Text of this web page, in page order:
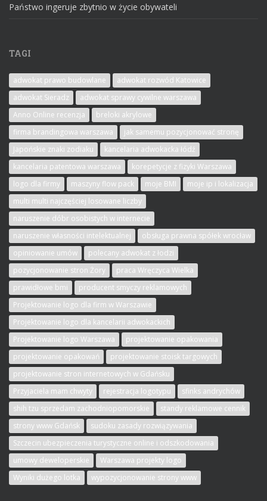
Państwo ingeruje zbytnio w życie obywateli
TAGI
adwokat prawo budowlane
adwokat rozwód Katowice
adwokat Sieradz
adwokat sprawy cywilne warszawa
Anno Online recenzja
breloki akrylowe
firma brandingowa warszawa
jak samemu pozycjonować stronę
Japońskie znaki zodiaku
kancelaria adwokacka łódź
kancelaria patentowa warszawa
korepetycje z fizyki Warszawa
logo dla firmy
maszyny flow pack moje BMI
moje ip i lokalizacja
multi multi najczęściej losowane liczby
naruszenie dóbr osobistych w internecie
naruszenie własności intelektualnej
obsługa prawna spółek wrocław
opiniowanie umów
polecany adwokat z łodzi
pozycjonowanie stron Żory
praca Wręczyca Wielka
prawidłowe bmi
producent smyczy reklamowych
Projektowanie logo dla firm w Warszawie
Projektowanie logo dla kancelarii adwokackich
Projektowanie logo Warszawa
projektowanie opakowania
projektowanie opakowań
projektowanie stoisk targowych
projektowanie stron internetowych w Gdańsku
Przyjaciela mam chwyty
rejestracja logotypu
sfinks andrychów
shih tzu sprzedam zachodniopomorskie
standy reklamowe cennik
strony www Gdańsk
sudoku zasady rozwiązywania
Szczecin ubezpieczenia turystyczne online i odszkodowania
umowy deweloperskie
Warszawa projekty logo
Wyniki dużego lotka
wypozycjonowanie strony www